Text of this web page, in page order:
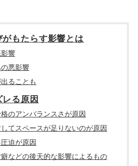
もたらす影響とは
響
悪影響
ることも
る原因
のアンバランスさが原因
てスペースが足りないのが原因
迫が原因
などの後天的な影響によるもの